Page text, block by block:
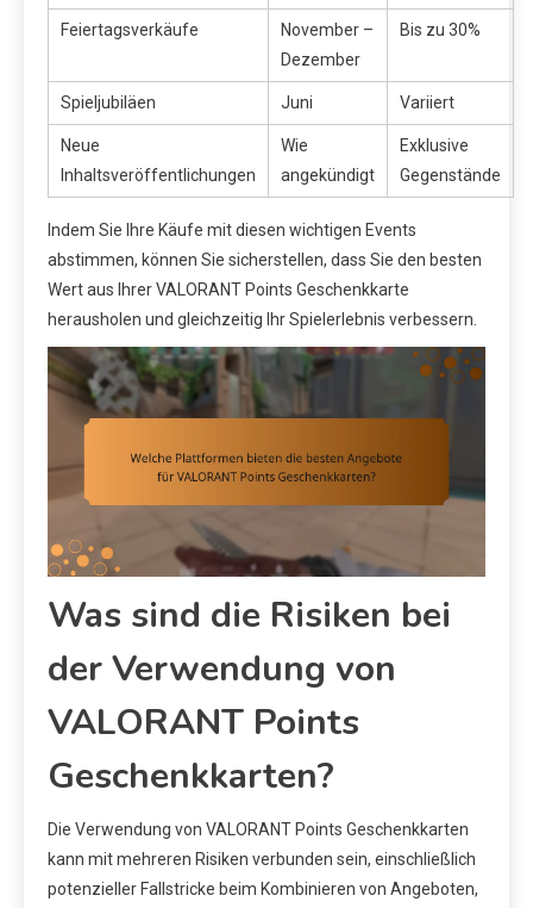
Feiertagsverkäufe
November –
Dezember
Bis zu 30%
Spieljubiläen Juni Variiert
Neue
Inhaltsveröffentlichungen
Wie
angekündigt
Exklusive
Gegenstände
Indem Sie Ihre Käufe mit diesen wichtigen Events
abstimmen, können Sie sicherstellen, dass Sie den besten
Wert aus Ihrer VALORANT Points Geschenkkarte
herausholen und gleichzeitig Ihr Spielerlebnis verbessern.
Was sind die Risiken bei
der Verwendung von
VALORANT Points
Geschenkkarten?
Die Verwendung von VALORANT Points Geschenkkarten
kann mit mehreren Risiken verbunden sein, einschließlich
potenzieller Fallstricke beim Kombinieren von Angeboten,